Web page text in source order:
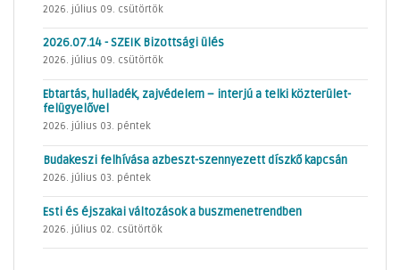
2026. július 09. csütörtök
2026.07.14 - SZEIK Bizottsági ülés
2026. július 09. csütörtök
Ebtartás, hulladék, zajvédelem – interjú a telki közterület-
felügyelővel
2026. július 03. péntek
Budakeszi felhívása azbeszt-szennyezett díszkő kapcsán
2026. július 03. péntek
Esti és éjszakai változások a buszmenetrendben
2026. július 02. csütörtök